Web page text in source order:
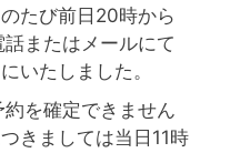
たび前日20時から
またはメールにて
いたしました。
を確定できません
きましては当日11時